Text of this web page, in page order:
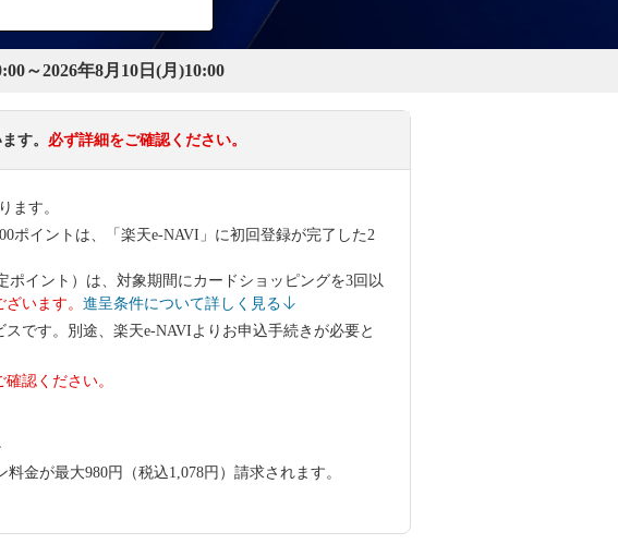
～2026年8月10日(月)10:00
す。 必ず詳細をご確認ください。
ます。
ポイントは、「楽天e-NAVI」に初回登録が完了した2
ポイント）は、対象期間にカードショッピングを3回以
います。 進呈条件について詳しく見る
です。別途、楽天e-NAVIよりお申込手続きが必要と
認ください。
金が最大980円（税込1,078円）請求されます。